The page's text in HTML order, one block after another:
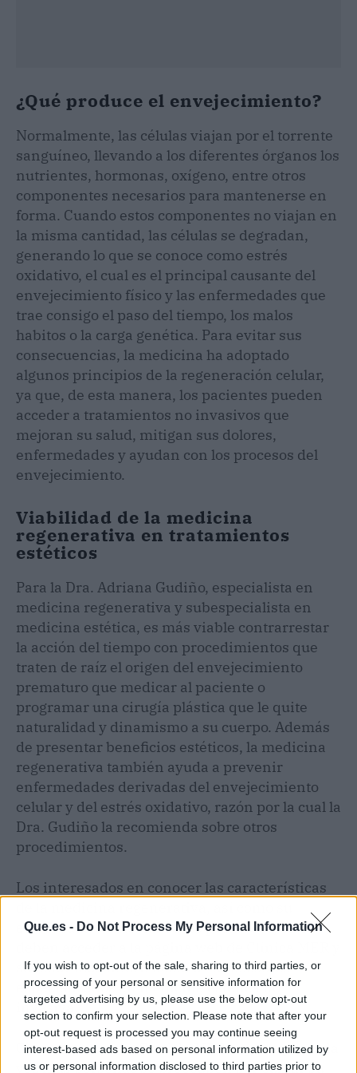
Que.es - Do Not Process My Personal Information
If you wish to opt-out of the sale, sharing to third parties, or
processing of your personal or sensitive information for
targeted advertising by us, please use the below opt-out
section to confirm your selection. Please note that after your
opt-out request is processed you may continue seeing
interest-based ads based on personal information utilized by
us or personal information disclosed to third parties prior to
¿Qué produce el envejecimiento?
Normalmente, las células viajan por el torrente
sanguíneo, llevando a los diferentes órganos los
nutrientes, hormonas, oxígeno, entre otros
componentes necesarios para mantenerse en
forma. Cuando estos componentes no viajan en
la misma cantidad, las células se degradan,
generando lo que se conoce como estrés
oxidativo, el cual es el principal causante del
envejecimiento físico y las enfermedades que
trae consigo el paso del tiempo, los malos
habitos o la carga genética. Para evitar sus
consecuencias, la medicina ha adoptado
algunos principios de la regeneración celular,
ya que, de esta manera, los pacientes pueden
acceder a tratamientos no invasivos que
mejoran su salud, mitigan sus dolores,
enfermedades y ayudan con los procesos del
envejecimiento.
Viabilidad de la medicina
regenerativa en tratamientos
estéticos
Para la Dra. Adriana Gudiño, especialista en
medicina regenerativa y subespecialista en
medicina estética, es más viable contrarrestar
la acción del tiempo con procedimientos que
traten de raíz el origen del envejecimiento
prematuro que medicar al paciente o
programar una cirugía plástica que le quite
naturalidad y dinamismo a su cuerpo. Además
de presentar beneficios estéticos, la medicina
regenerativa también ayuda a prevenir
enfermedades derivadas del envejecimiento
celular y del estrés oxidativo, razón por la cual la
Dra. Gudiño la recomienda sobre otros
procedimientos.
Los interesados en conocer las características
efectividad en ciertos casos puntuales, solo
solicitar más información a sus asesores
especializados en medicina estética no
invasiva.
Con este servicio, Clínicla MER espera que cada
vez más personas se preocupen por cuidar su